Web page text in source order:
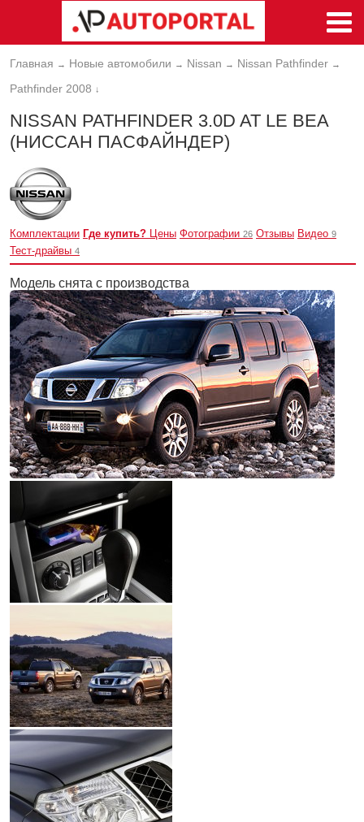
Главная → Новые автомобили → Nissan → Nissan Pathfinder →
Pathfinder 2008 ↓
NISSAN PATHFINDER 3.0D AT LE BEA
(НИССАН ПАСФАЙНДЕР)
Комплектации Где купить? Цены Фотографии 26 Отзывы Видео 9
Тест-драйвы 4
Модель снята с производства